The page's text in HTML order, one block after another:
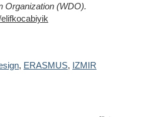
Organization (WDO).
, ERASMUS, IZMIR